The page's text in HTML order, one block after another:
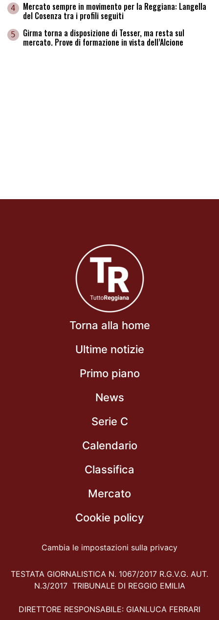
4 Mercato sempre in movimento per la Reggiana: Langella
del Cosenza tra i profili seguiti
5 Girma torna a disposizione di Tesser, ma resta sul
mercato. Prove di formazione in vista dell’Alcione
Torna alla home
Ultime notizie
Primo piano
News
Serie C
Calendario
Classifica
Mercato
Cookie policy
Cambia le impostazioni sulla privacy
TESTATA GIORNALISTICA N. 1067/2017 R.G.V.G. AUT.
N.3/2017 TRIBUNALE DI REGGIO EMILIA
DIRETTORE RESPONSABILE: GIANLUCA FERRARI